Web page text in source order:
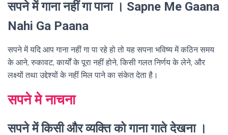
सपने में गाना नहीं गा पाना । Sapne Me Gaana
Nahi Ga Paana
सपने में यदि आप गाना नहीं गा पा रहे हो तो यह सपना भविष्य में कठिन समय
के आने, रुकावट, कार्यों के पूरा नहीं होने, किसी गलत निर्णय के लेने, और
लक्ष्यों तथा उद्देश्यों के नहीं मिल पाने का संकेत देता है।
सपने मे नाचना
सपने में किसी और व्यक्ति को गाना गाते देखना ।